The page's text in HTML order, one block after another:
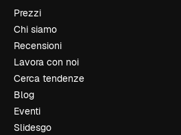
Prezzi
Chi siamo
Recensioni
Lavora con noi
Cerca tendenze
Blog
Eventi
Slidesgo